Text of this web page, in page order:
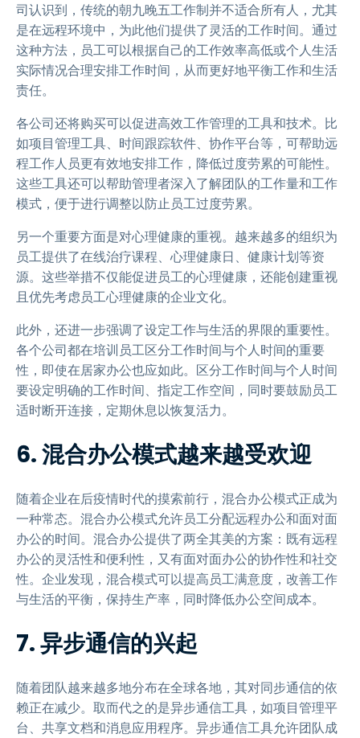
司认识到，传统的朝九晚五工作制并不适合所有人，尤其
是在远程环境中，为此他们提供了灵活的工作时间。通过
这种方法，员工可以根据自己的工作效率高低或个人生活
实际情况合理安排工作时间，从而更好地平衡工作和生活
责任。
各公司还将购买可以促进高效工作管理的工具和技术。比
如项目管理工具、时间跟踪软件、协作平台等，可帮助远
程工作人员更有效地安排工作，降低过度劳累的可能性。
这些工具还可以帮助管理者深入了解团队的工作量和工作
模式，便于进行调整以防止员工过度劳累。
另一个重要方面是对心理健康的重视。越来越多的组织为
员工提供了在线治疗课程、心理健康日、健康计划等资
源。这些举措不仅能促进员工的心理健康，还能创建重视
且优先考虑员工心理健康的企业文化。
此外，还进一步强调了设定工作与生活的界限的重要性。
各个公司都在培训员工区分工作时间与个人时间的重要
性，即使在居家办公也应如此。区分工作时间与个人时间
要设定明确的工作时间、指定工作空间，同时要鼓励员工
适时断开连接，定期休息以恢复活力。
6. 混合办公模式越来越受欢迎
随着企业在后疫情时代的摸索前行，混合办公模式正成为
一种常态。混合办公模式允许员工分配远程办公和面对面
办公的时间。混合办公提供了两全其美的方案：既有远程
办公的灵活性和便利性，又有面对面办公的协作性和社交
性。企业发现，混合模式可以提高员工满意度，改善工作
与生活的平衡，保持生产率，同时降低办公空间成本。
7. 异步通信的兴起
随着团队越来越多地分布在全球各地，其对同步通信的依
赖正在减少。取而代之的是异步通信工具，如项目管理平
台、共享文档和消息应用程序。异步通信工具允许团队成